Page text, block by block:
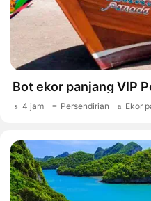
Bot ekor panjang VIP
4 jam Persendirian Ekor